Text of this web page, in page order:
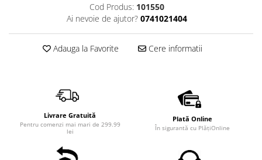
Cod Produs: 101550
Ai nevoie de ajutor? 0741021404
Adauga la Favorite Cere informatii
Livrare Gratuită
Pentru comenzi mai mari de 299.99
lei
Plată Online
În sigurantă cu PlățiOnline